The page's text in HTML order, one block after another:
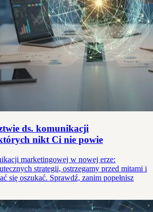
ds. komunikacji
nikt Ci nie powie
marketingowej w nowej erze:
strategii, ostrzegamy przed mitami i
się oszukać. Sprawdź, zanim popełnisz